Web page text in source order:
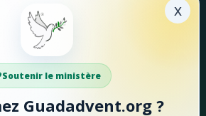
Guadadvent.org à continuer sa
et d'édification.
x
Soutenir le ministère
Guadadvent.org ?